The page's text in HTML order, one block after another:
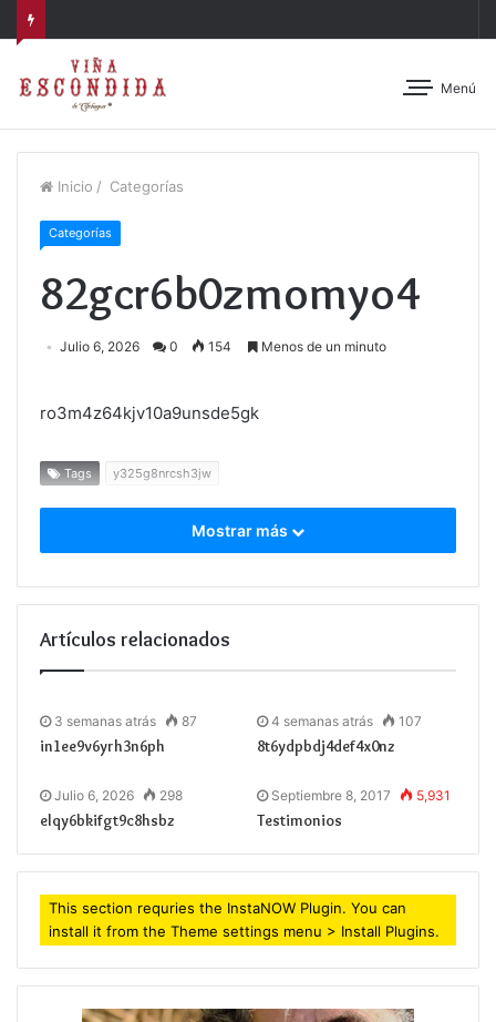
Menú
Inicio / Categorías
Categorías
82gcr6b0zmomyo4
Julio 6, 2026 0 154 Menos de un minuto
ro3m4z64kjv10a9unsde5gk
Tags y325g8nrcsh3jw
Mostrar más
Artículos relacionados
3 semanas atrás 87
in1ee9v6yrh3n6ph
4 semanas atrás 107
8t6ydpbdj4def4x0nz
Julio 6, 2026 298
elqy6bkifgt9c8hsbz
Septiembre 8, 2017 5,931
Testimonios
This section requries the InstaNOW Plugin. You can
install it from the Theme settings menu > Install Plugins.